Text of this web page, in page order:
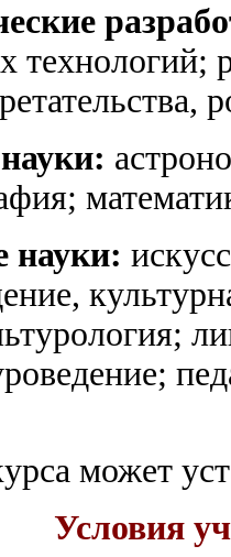
науки:
может
Условия